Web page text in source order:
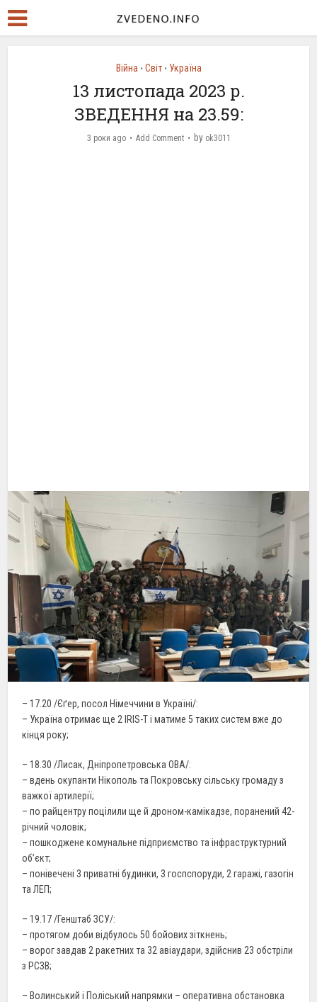
Війна • Світ • Україна
13 листопада 2023 р.
ЗВЕДЕННЯ на 23.59:
3 роки ago Add Comment by ok3011
– 17.20 /Єґер, посол Німеччини в Україні/:
– Україна отримає ще 2 IRIS-Т і матиме 5 таких систем вже до
кінця року;
– 18.30 /Лисак, Дніпропетровська ОВА/:
– вдень окупанти Нікополь та Покровську сільську громаду з
важкої артилерії;
– по райцентру поцілили ще й дроном-камікадзе, поранений 42-
річний чоловік;
– пошкоджене комунальне підприємство та інфраструктурний
об’єкт;
– понівечені 3 приватні будинки, 3 госпспоруди, 2 гаражі, газогін
та ЛЕП;
– 19.17 /Генштаб ЗСУ/:
– протягом доби відбулось 50 бойових зіткнень;
– ворог завдав 2 ракетних та 32 авіаудари, здійснив 23 обстріли
з РСЗВ;
– Волинський і Поліський напрямки – оперативна обстановка